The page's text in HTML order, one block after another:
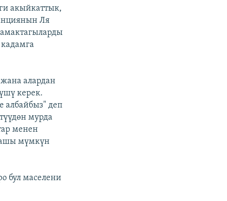
акыйкаттык,
Ля
алардан
керек.
албайбыз" деп
мурда
менен
мүмкүн
бул маселени